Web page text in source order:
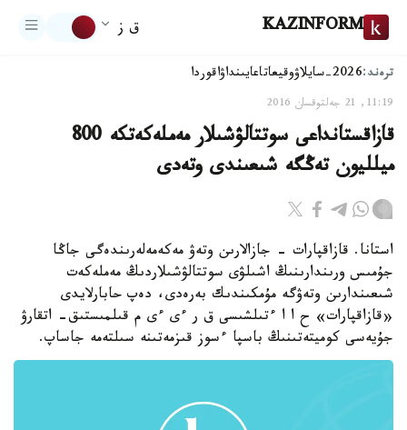
KAZINFORM ق ز
ترەند:2026-سايلاۋ وقيعاتاعايىنداۋاقوردا
11:19, 21 جەلتوقسان 2016
قازاقستانداعى سوتتالۋشىلار مەملەكەتكە 800
ميلليون تەڭگە شىعىندى وتەدى
استانا. قازاقپارات - جازالارىن وتەۋ مەكەمەلەرىندەگى جاڭا
جۇمىس ورىندارىنىڭ اشىلۋى سوتتالۋشىلاردىڭ مەملەكەت
شىعىندارىن وتەۋگە مۇمكىندىك بەرەدى، دەپ حابارلايدى
«قازاقپارات» ح ا ا ءتىلشىسى ق ر ءى ءى م قىلمىستىق- اتقارۋ
جۇيەسى كوميتەتىنىڭ باسپا ءسوز قىزمەتىنە سىلتەمە جاساپ.